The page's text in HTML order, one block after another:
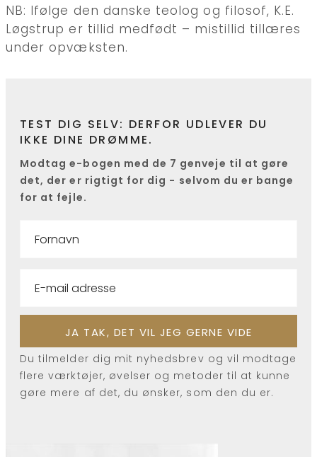
NB: Ifølge den danske teolog og filosof, K.E.
Løgstrup er tillid medfødt – mistillid tillæres
under opvæksten.
TEST DIG SELV: DERFOR UDLEVER DU
IKKE DINE DRØMME.
Modtag e-bogen med de 7 genveje til at gøre
det, der er rigtigt for dig - selvom du er bange
for at fejle.
Du tilmelder dig mit nyhedsbrev og vil modtage
flere værktøjer, øvelser og metoder til at kunne
gøre mere af det, du ønsker, som den du er.